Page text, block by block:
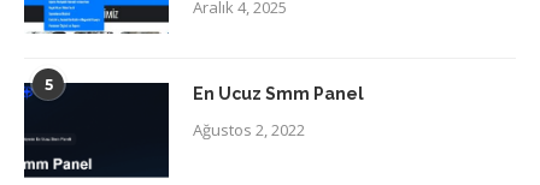
Aralık 4, 2025
5 En Ucuz Smm Panel
Ağustos 2, 2022